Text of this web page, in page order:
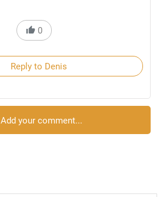
0
Reply to Denis
Add your comment...